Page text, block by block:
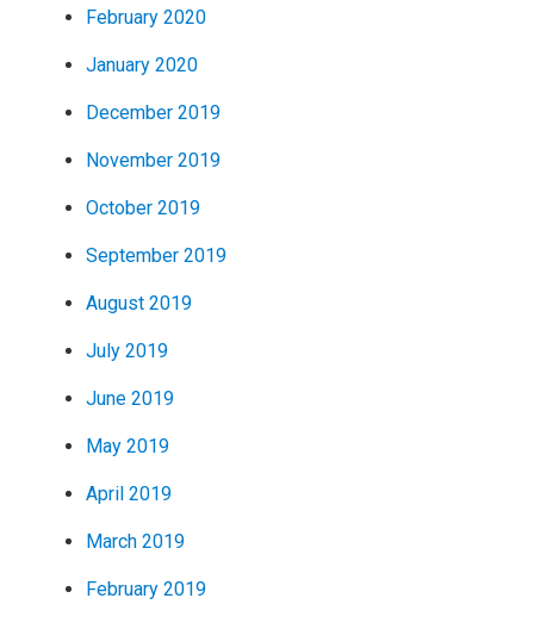
February 2020
January 2020
December 2019
November 2019
October 2019
September 2019
August 2019
July 2019
June 2019
May 2019
April 2019
March 2019
February 2019